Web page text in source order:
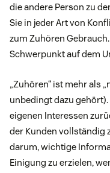
die andere Person zu
Sie in jeder Art von
zum Zuhören
Schwerpunkt auf dem
„Zuhören“ ist mehr als
unbedingt dazu
eigenen Interessen
der Kunden vollständig
darum, wichtige
Einigung zu erzielen,